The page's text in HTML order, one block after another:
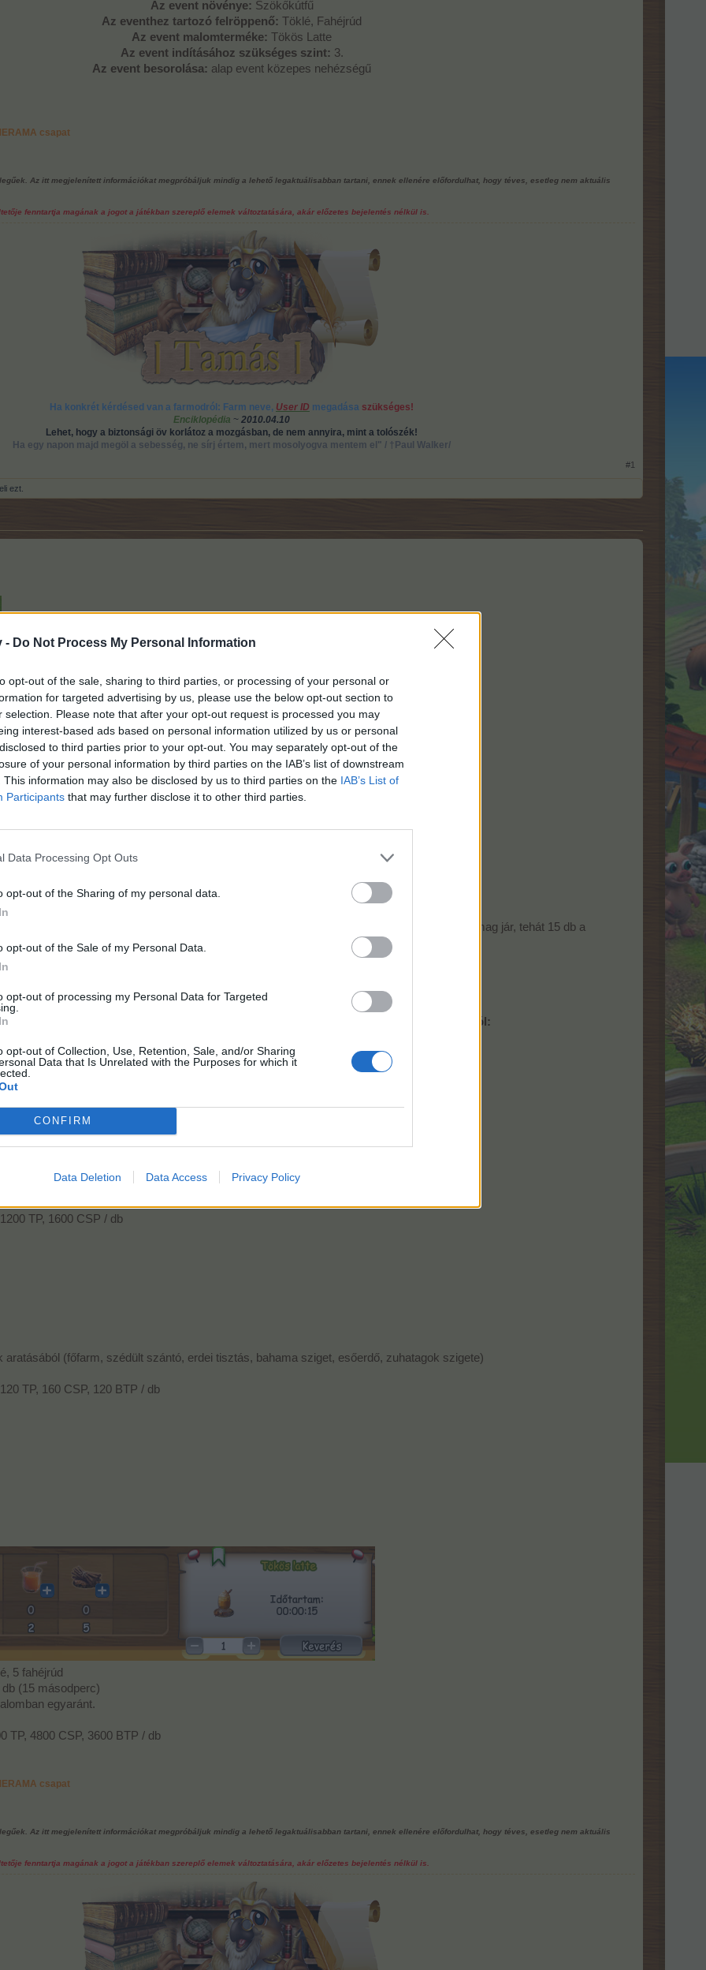
- Do Not Process My Personal Information
opt-out of the sale, sharing to third parties, or processing of your personal or
for targeted advertising by us, please use the below opt-out section to
selection. Please note that after your opt-out request is processed you may
interest-based ads based on personal information utilized by us or personal
to third parties prior to your opt-out. You may separately opt-out of the
of your personal information by third parties on the IAB’s list of downstream
This information may also be disclosed by us to third parties on the IAB’s List of
Participants that may further disclose it to other third parties.
Data Processing Opt Outs
opt-out of the Sharing of my personal data.
opt-out of the Sale of my Personal Data.
opt-out of processing my Personal Data for Targeted
opt-out of Collection, Use, Retention, Sale, and/or Sharing
Data that Is Unrelated with the Purposes for which it
CONFIRM
Data Deletion Data Access Privacy Policy
Az event növénye: Szökőkútfű
Az eventhez tartozó felröppenő: Töklé, Fahéjrúd
Az event malomterméke: Tökös Latte
Az event indításához szükséges szint: 3.
Az event besorolása: alap event közepes nehézségű
csapat
Az itt megjelenített információkat megpróbáljuk mindig a lehető legaktuálisabban tartani, ennek ellenére előfordulhat, hogy téves, esetleg nem aktuális
fenntartja magának a jogot a játékban szereplő elemek változtatására, akár előzetes bejelentés nélkül is.
Ha konkrét kérdésed van a farmodról: Farm neve, User ID megadása szükséges!
Enciklopédia ~ 2010.04.10
Lehet, hogy a biztonsági öv korlátoz a mozgásban, de nem annyira, mint a tolószék!
Ha egy napon majd megöl a sebesség, ne sírj értem, mert mosolyogva mentem el" / †Paul Walker/
#1
ezt.
pl:~Tök (f), Paprika (b)
<< találjátok
60 TP, 80 CSP / db
meg a vetőtáblán. Ebből kell a kívánt mennyiséget felszaporítani. (új prémiumtagoknak +5 mag jár, tehát 15 db a
beszállításánál maradjon újra vethető mennyiség a növényből/növényekből.
eventnövény a pajtából a befejezést megelőzően, akkor segítséget kaphat a játéktól:
az eventnövényből abban az esetben, ha véletlenül lenullázza valaki a mennyiségét.
(eventes terület)
1200 TP, 1600 CSP / db
aratásából (főfarm, szédült szántó, erdei tisztás, bahama sziget, esőerdő, zuhatagok szigete)
120 TP, 160 CSP, 120 BTP / db
5 fahéjrúd
(15 másodperc)
egyaránt.
TP, 4800 CSP, 3600 BTP / db
csapat
Az itt megjelenített információkat megpróbáljuk mindig a lehető legaktuálisabban tartani, ennek ellenére előfordulhat, hogy téves, esetleg nem aktuális
fenntartja magának a jogot a játékban szereplő elemek változtatására, akár előzetes bejelentés nélkül is.